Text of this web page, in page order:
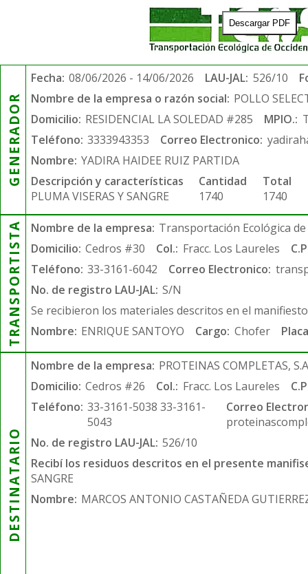
Descargar PDF
GENERADOR
Fecha: 08/06/2026 - 14/06/2026 LAU-JAL: 526/10
Nombre de la empresa o razón social: POLLO
Domicilio: RESIDENCIAL LA SOLEDAD #285 MPIO.:
Teléfono: 3333943353 Correo Electronico:
Nombre: YADIRA HAIDEE RUIZ PARTIDA
Descripción y características
PLUMA VISERAS Y SANGRE
Cantidad
1740
Total
1740
TRANSPORTISTA Nombre de la empresa: Transportación Ecológica de
Domicilio: Cedros #30 Col.: Fracc. Los Laureles
Teléfono: 33-3161-6042 Correo Electronico:
No. de registro LAU-JAL: S/N
Se recibieron los materiales descritos en el
Nombre: ENRIQUE SANTOYO Cargo: Chofer
DESTINATARIO
Nombre de la empresa: PROTEINAS COMPLETAS,
Domicilio: Cedros #26 Col.: Fracc. Los Laureles
Teléfono: 33-3161-5038 33-3161-
5043
Correo
No. de registro LAU-JAL: 526/10
Recibí los residuos descritos en el presente
SANGRE
Nombre: MARCOS ANTONIO CASTAÑEDA